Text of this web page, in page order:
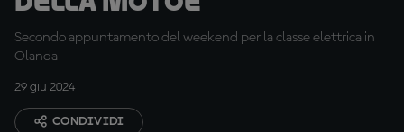
Secondo appuntamento del weekend per la classe elettrica in
Olanda
29 giu 2024
CONDIVIDI